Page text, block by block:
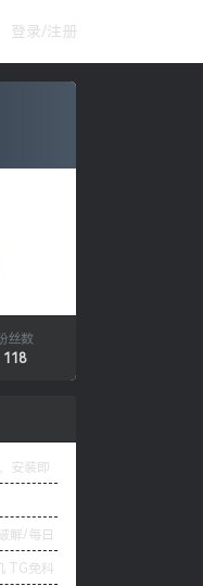
登录/注册
丝数
118
安装即
解/每日
TG免科